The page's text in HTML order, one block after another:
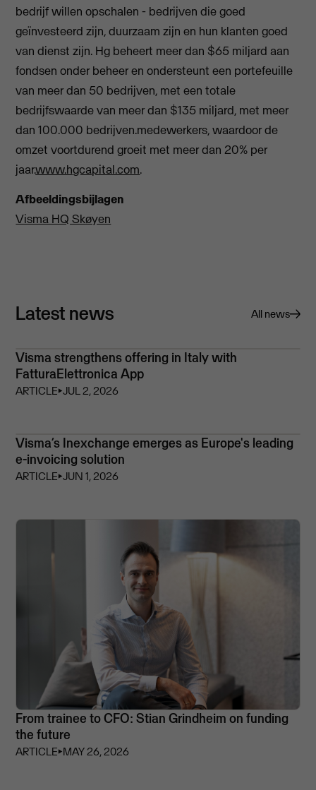
bedrijf willen opschalen - bedrijven die goed
geïnvesteerd zijn, duurzaam zijn en hun klanten goed
van dienst zijn. Hg beheert meer dan $65 miljard aan
fondsen onder beheer en ondersteunt een portefeuille
van meer dan 50 bedrijven, met een totale
bedrijfswaarde van meer dan $135 miljard, met meer
dan 100.000 bedrijven.medewerkers, waardoor de
omzet voortdurend groeit met meer dan 20% per
jaar.www.hgcapital.com.
Afbeeldingsbijlagen
Visma HQ Skøyen
Latest news All news
Visma strengthens offering in Italy with
FatturaElettronica App
ARTICLE⏵JUL 2, 2026
Visma’s Inexchange emerges as Europe's leading
e-invoicing solution
ARTICLE⏵JUN 1, 2026
From trainee to CFO: Stian Grindheim on funding
the future
ARTICLE⏵MAY 26, 2026